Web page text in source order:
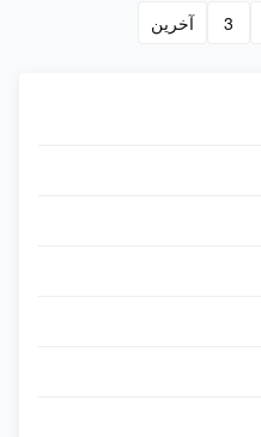
and aggressive chemical
components. With corrosion...
3 آخرين